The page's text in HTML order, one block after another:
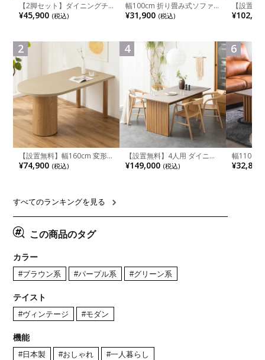
【2脚セット】ダイニングチ
ェア 木製 LUGA 肘付き チェ
ア 天然木 リビング椅子 板座
ュラル ブラウン 完成品
¥45,900 (税込)
2
【設置無料】幅160cm 変形
半円 ダイニングテーブル モ
ルタル風 LENAS コンクリー
リア風 グレージュ
¥74,900 (税込)
幅100cm 折り畳み式ソファ
ベッド コンパクト リクライ
ニング カウチスタイル 省ス
¥31,900 (税込)
4
【設置無料】4人用 ダイニン
グテーブルセット 5点 LUGA
セラミックテーブル おしゃれ
¥149,000 (税込)
【設置
チンカウ
板 引き出
れ ウッデ
ル グレー
6
幅110cm
木目調 リ
付き 長方
¥32,800
すべてのランキングを見る
この商品のタグ
カラー
#ブラウン系 #パープル系 #グリーン系
テイスト
#ヴィンテージ #モダン
機能
#日本製 #おしゃれ #一人暮らし